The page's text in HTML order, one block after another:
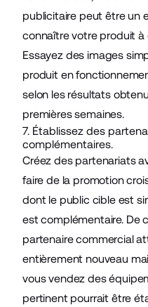
publicitaire peut être un
connaître votre produit à
Essayez des images
produit en
selon les résultats
premières semaines.
7. Établissez des
complémentaires.
Créez des partenariats
faire de la promotion
dont le public cible est
est complémentaire. De
partenaire commercial
entièrement nouveau
vous vendez des
pertinent pourrait être